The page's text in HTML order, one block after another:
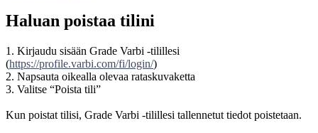
Haluan poistaa tilini
1. Kirjaudu sisään Grade Varbi -tilillesi
(https://profile.varbi.com/fi/login/)
2. Napsauta oikealla olevaa rataskuvaketta
3. Valitse “Poista tili”
Kun poistat tilisi, Grade Varbi -tilillesi tallennetut tiedot poistetaan.